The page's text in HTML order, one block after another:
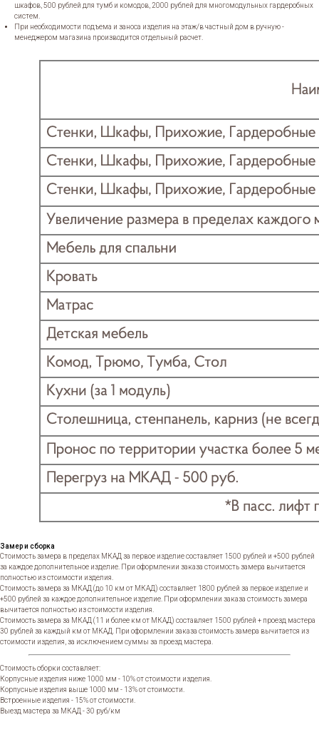
шкафов, 500 рублей для тумб и комодов, 2000 рублей для многомодульных гардеробных
систем.
При необходимости подъема и заноса изделия на этаж/в частный дом в ручную -
менеджером магазина производится отдельный расчет.
Замер и сборка
Стоимость замера в пределах МКАД за первое изделие составляет 1500 рублей и +500 рублей
за каждое дополнительное изделие. При оформлении заказа стоимость замера вычитается
полностью из стоимости изделия.
Стоимость замера за МКАД (до 10 км от МКАД) составляет 1800 рублей за первое изделие и
+500 рублей за каждое дополнительное изделие. При оформлении заказа стоимость замера
вычитается полностью из стоимости изделия.
Стоимость замера за МКАД (11 и более км от МКАД) составляет 1500 рублей + проезд мастера
30 рублей за каждый км от МКАД. При оформлении заказа стоимость замера вычитается из
стоимости изделия, за исключением суммы за проезд мастера.
Стоимость сборки составляет:
Корпусные изделия ниже 1000 мм - 10% от стоимости изделия.
Корпусные изделия выше 1000 мм - 13% от стоимости.
Встроенные изделия - 15% от стоимости.
Выезд мастера за МКАД - 30 руб/км